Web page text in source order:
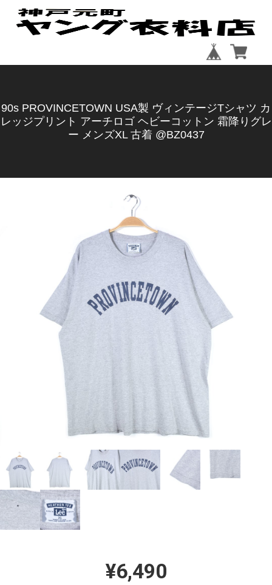
90s PROVINCETOWN USA製 ヴィンテージTシャツ カ
レッジプリント アーチロゴ ヘビーコットン 霜降りグレ
ー メンズXL 古着 @BZ0437
¥6,490